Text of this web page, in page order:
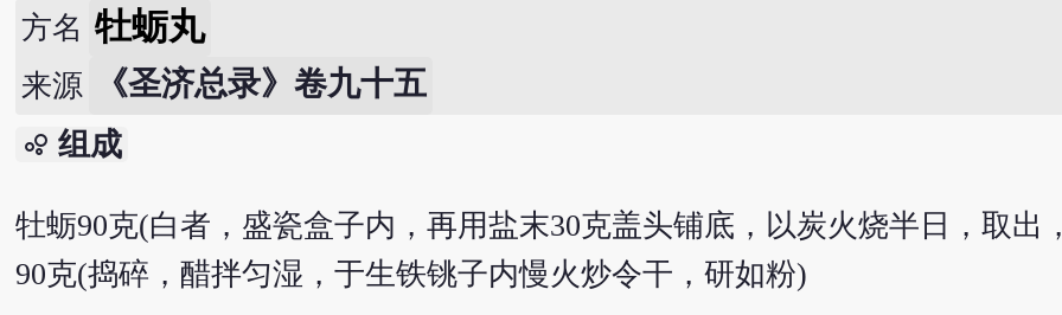
方名 牡蛎丸
来源 《圣济总录》卷九十五
bubble_chart 组成
牡蛎90克(白者，盛瓷盒子内，再用盐末30克盖头铺底，以炭火烧半日，取出
90克(捣碎，醋拌匀湿，于生铁铫子内慢火炒令干，研如粉)